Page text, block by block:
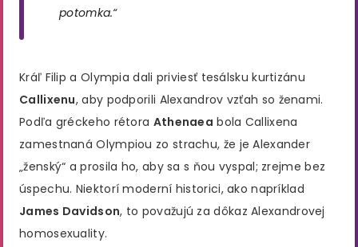
potomka.“
Kráľ Filip a Olympia dali priviesť tesálsku kurtizánu
Callixenu, aby podporili Alexandrov vzťah so ženami.
Podľa gréckeho rétora Athenaea bola Callixena
zamestnaná Olympiou zo strachu, že je Alexander
„ženský“ a prosila ho, aby sa s ňou vyspal; zrejme bez
úspechu. Niektorí moderní historici, ako napríklad
James Davidson, to považujú za dôkaz Alexandrovej
homosexuality.